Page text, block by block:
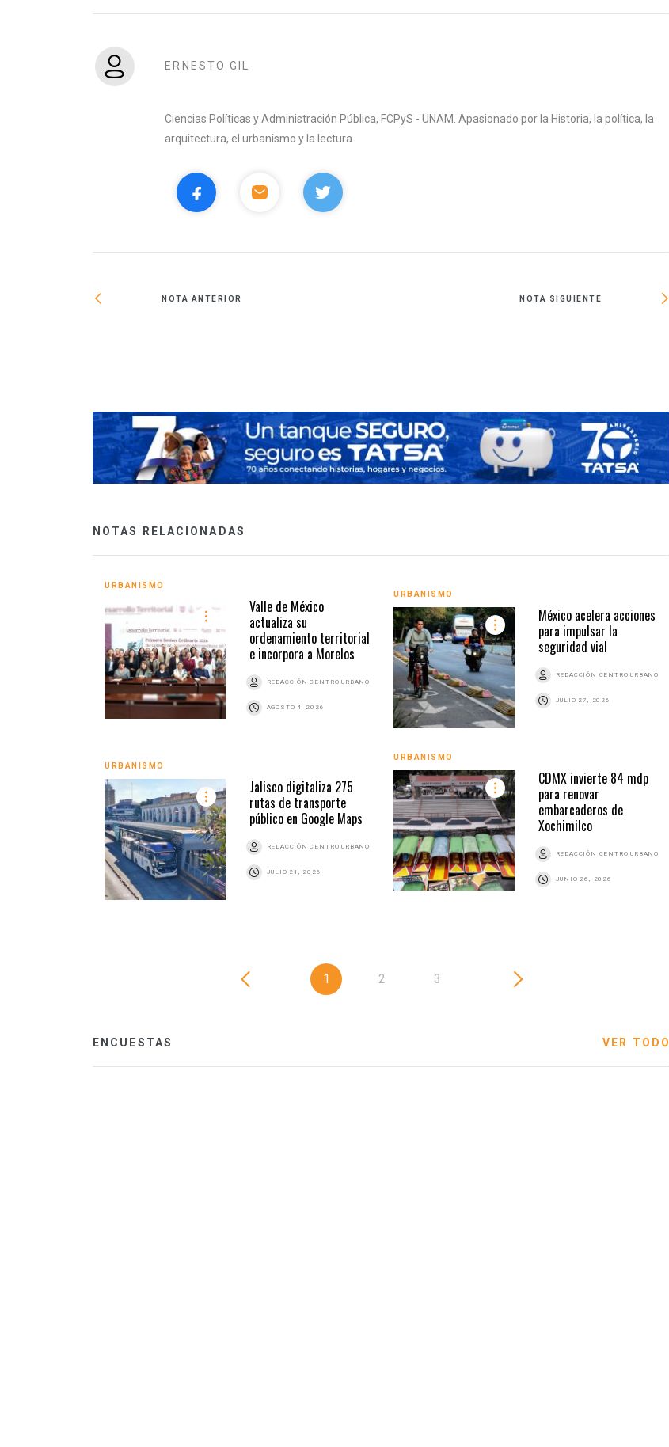
ERNESTO GIL
Ciencias Políticas y Administración Pública, FCPyS - UNAM. Apasionado por la Historia, la política, la
arquitectura, el urbanismo y la lectura.
NOTA ANTERIOR NOTA SIGUIENTE
NOTAS RELACIONADAS
URBANISMO
Valle de México
actualiza su
ordenamiento territorial
e incorpora a Morelos
REDACCIÓN CENTRO URBANO
AGOSTO 4, 2026
URBANISMO
México acelera acciones
para impulsar la
seguridad vial
REDACCIÓN CENTRO URBANO
JULIO 27, 2026
URBANISMO
Jalisco digitaliza 275
rutas de transporte
público en Google Maps
REDACCIÓN CENTRO URBANO
JULIO 21, 2026
URBANISMO
CDMX invierte 84 mdp
para renovar
embarcaderos de
Xochimilco
REDACCIÓN CENTRO URBANO
JUNIO 26, 2026
1 2 3
ENCUESTAS VER TODO